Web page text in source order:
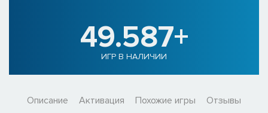
49.587+
ИГР В НАЛИЧИИ
Описание Активация Похожие игры Отзывы